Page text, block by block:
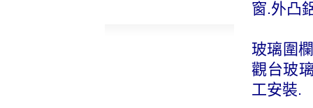
窗.外凸
玻璃圍
觀台玻
工安裝.